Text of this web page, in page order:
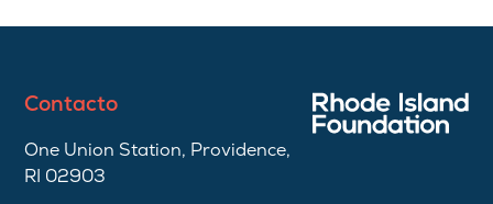
Contacto
One Union Station, Providence,
RI 02903